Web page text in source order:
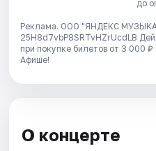
до
Реклама. ООО "ЯНДЕКС
25H8d7vbP8SRTvHZrUcdLB
при покупке билетов от 3 000
Афише!
О концерте